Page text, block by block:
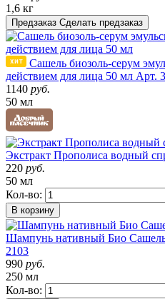
1,6 кг
Предзаказ Сделать предзаказ
Сашель биозоль-серум
действием для лица 50 мл Арт.
1140 руб.
50 мл
Экстракт Прополиса водный
220 руб.
50 мл
Кол-во:
В корзину
Шампунь нативный Био
2103
990 руб.
250 мл
Кол-во: